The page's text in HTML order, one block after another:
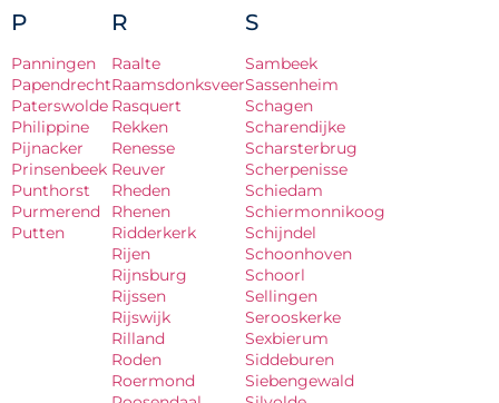
P
Panningen
Papendrecht
Paterswolde
Philippine
Pijnacker
Prinsenbeek
Punthorst
Purmerend
Putten
R
Raalte
Raamsdonksveer
Rasquert
Rekken
Renesse
Reuver
Rheden
Rhenen
Ridderkerk
Rijen
Rijnsburg
Rijssen
Rijswijk
Rilland
Roden
Roermond
S
Sambeek
Sassenheim
Schagen
Scharendijke
Scharsterbrug
Scherpenisse
Schiedam
Schiermonnikoog
Schijndel
Schoonhoven
Schoorl
Sellingen
Serooskerke
Sexbierum
Siddeburen
Siebengewald